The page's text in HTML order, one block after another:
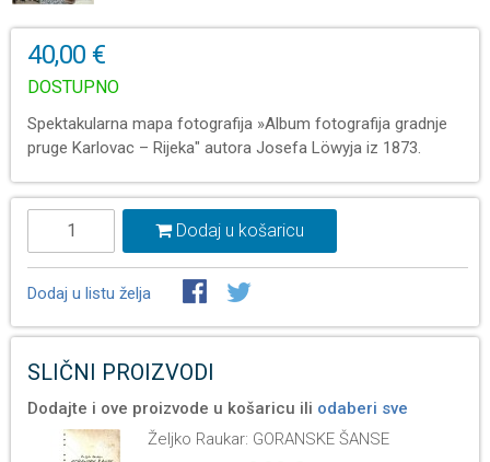
40,00 €
DOSTUPNO
Spektakularna mapa fotografija »Album fotografija gradnje
pruge Karlovac – Rijeka" autora Josefa Löwyja iz 1873.
Dodaj u košaricu
Dodaj u listu želja
SLIČNI PROIZVODI
Dodajte i ove proizvode u košaricu ili odaberi sve
Željko Raukar: GORANSKE ŠANSE